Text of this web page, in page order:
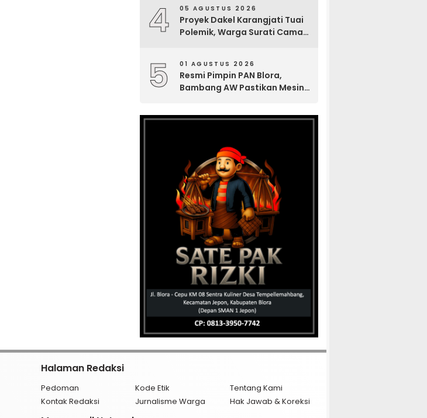
Sosial
4 05 AGUSTUS 2026
Proyek Dakel Karangjati Tuai
Polemik, Warga Surati Camat
5 01 AGUSTUS 2026
Resmi Pimpin PAN Blora,
Bambang AW Pastikan Mesin
Halaman Redaksi
Pedoman Kode Etik
Tentang Kami
Kontak Redaksi
Jurnalisme Warga Hak Jawab & Koreksi